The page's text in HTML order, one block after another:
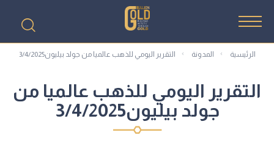
الرئيسية المدونة التقرير اليومي للذهب عالميا من جولد بيليون3/4/2025
التقرير اليومي للذهب عالميا من
جولد بيليون3/4/2025